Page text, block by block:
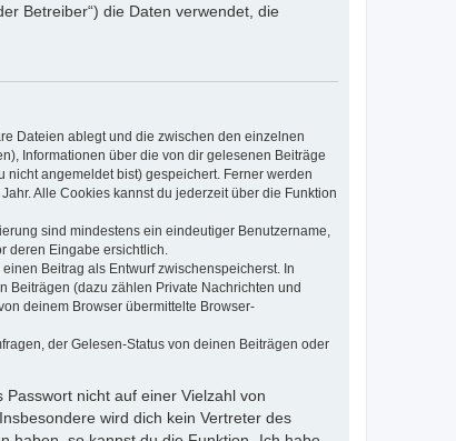
Betreiber“) die Daten verwendet, die
Dateien ablegt und die zwischen den einzelnen
Informationen über die von dir gelesenen Beiträge
angemeldet bist) gespeichert. Ferner werden
Alle Cookies kannst du jederzeit über die Funktion
sind mindestens ein eindeutiger Benutzername,
deren Eingabe ersichtlich.
Beitrag als Entwurf zwischenspeicherst. In
Beiträgen (dazu zählen Private Nachrichten und
deinem Browser übermittelte Browser-
der Gelesen-Status von deinen Beiträgen oder
nicht auf einer Vielzahl von
wird dich kein Vertreter des